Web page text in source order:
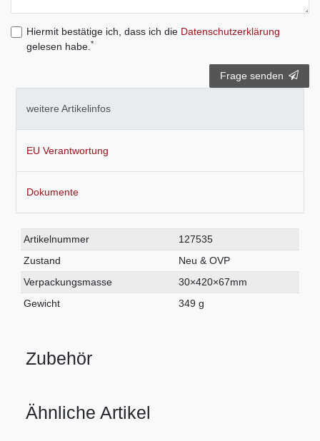
Hiermit bestätige ich, dass ich die Daten­schutz­erklärung
gelesen habe. *
Frage senden
weitere Artikelinfos
EU Verantwortung
Dokumente
Technisches
Merkmal
Wert
Artikelnummer
127535
Zustand
Neu & OVP
Verpackungsmasse
30×420×67mm
Gewicht
349 g
Zubehör
Ähnliche Artikel